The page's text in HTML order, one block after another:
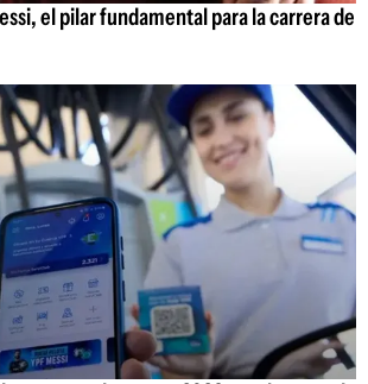
el pilar fundamental para la carrera de